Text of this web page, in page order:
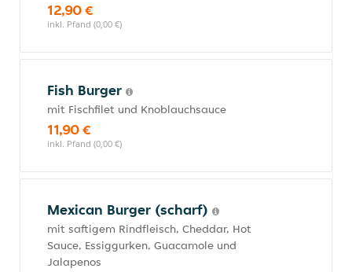
12,90 €
inkl. Pfand (0,00 €)
Fish Burger
mit Fischfilet und Knoblauchsauce
11,90 €
inkl. Pfand (0,00 €)
Mexican Burger (scharf)
mit saftigem Rindfleisch, Cheddar, Hot
Sauce, Essiggurken, Guacamole und
Jalapenos